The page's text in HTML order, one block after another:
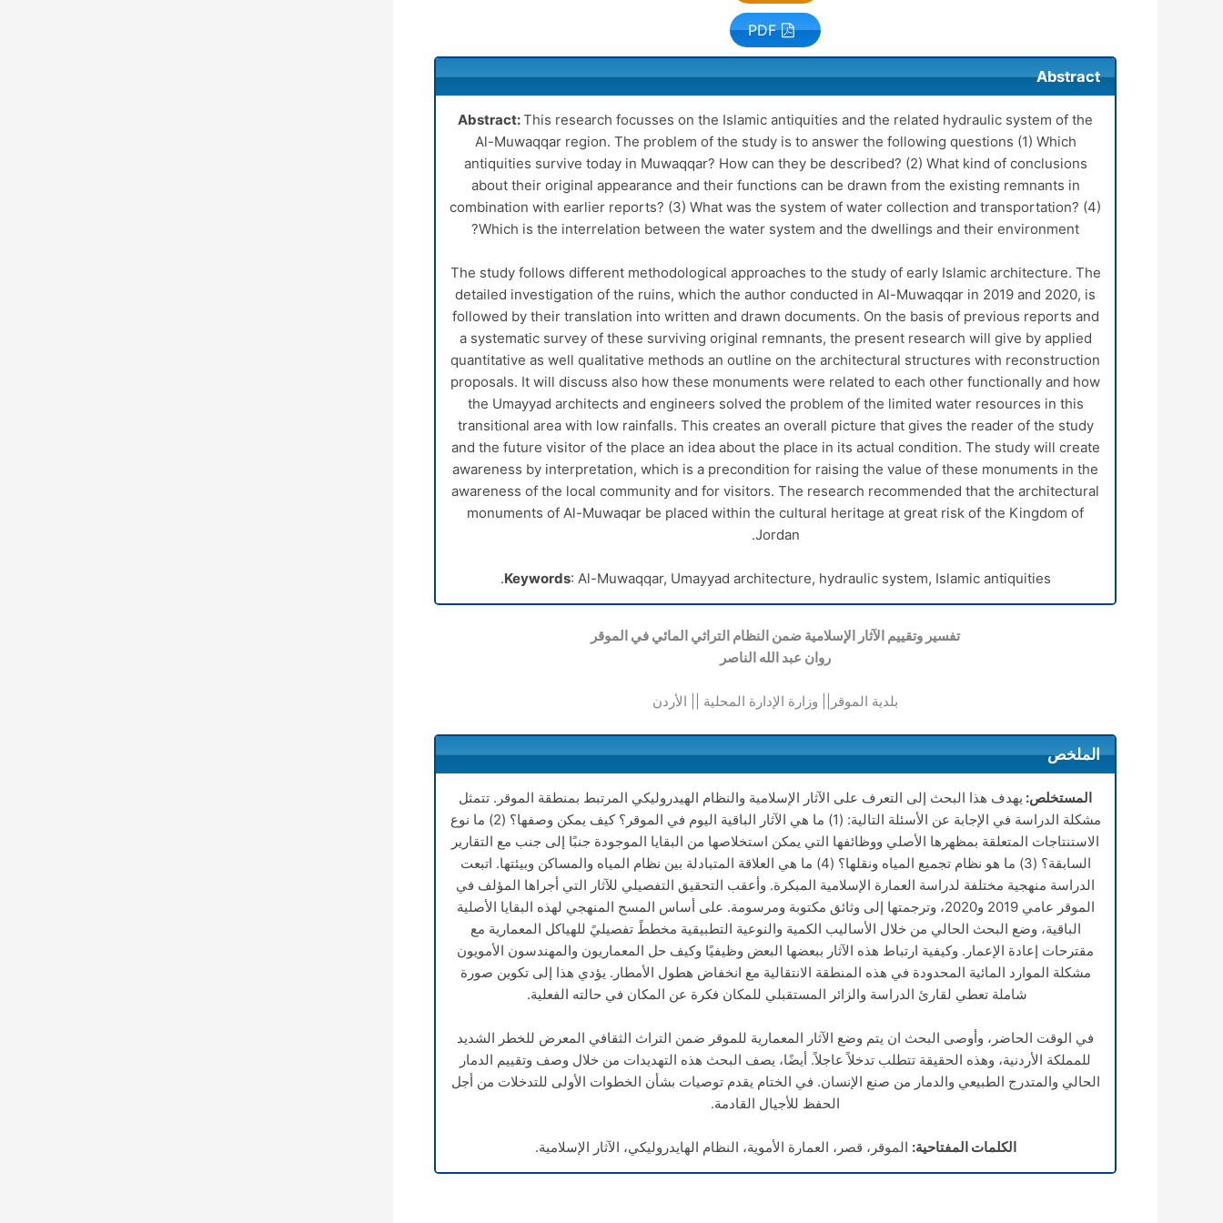
PDF
Abstract
Abstract:This research focusses on the Islamic antiquities and the related hydraulic system of the
Al-Muwaqqar region. The problem of the study is to answer the following questions (1) Which
antiquities survive today in Muwaqqar? How can they be described? (2) What kind of conclusions
about their original appearance and their functions can be drawn from the existing remnants in
combination with earlier reports? (3) What was the system of water collection and transportation? (4)
Which is the interrelation between the water system and the dwellings and their environment?
The study follows different methodological approaches to the study of early Islamic architecture. The
detailed investigation of the ruins, which the author conducted in Al-Muwaqqar in 2019 and 2020, is
followed by their translation into written and drawn documents. On the basis of previous reports and
a systematic survey of these surviving original remnants, the present research will give by applied
quantitative as well qualitative methods an outline on the architectural structures with reconstruction
proposals. It will discuss also how these monuments were related to each other functionally and how
the Umayyad architects and engineers solved the problem of the limited water resources in this
transitional area with low rainfalls. This creates an overall picture that gives the reader of the study
and the future visitor of the place an idea about the place in its actual condition. The study will create
awareness by interpretation, which is a precondition for raising the value of these monuments in the
awareness of the local community and for visitors. The research recommended that the architectural
monuments of Al-Muwaqar be placed within the cultural heritage at great risk of the Kingdom of
Jordan.
Keywords: Al-Muwaqqar, Umayyad architecture, hydraulic system, Islamic antiquities.
تفسير وتقييم الآثار الإسلامية ضمن النظام التراثي المائي في الموقر
روان عبد الله الناصر
بلدية الموقر|| وزارة الإدارة المحلية || الأردن
الملخص
المستخلص: يهدف هذا البحث إلى التعرف على الآثار الإسلامية والنظام الهيدروليكي المرتبط بمنطقة الموقر. تتمثل
مشكلة الدراسة في الإجابة عن الأسئلة التالية: (1) ما هي الآثار الباقية اليوم في الموقر؟ كيف يمكن وصفها؟ (2) ما نوع
الاستنتاجات المتعلقة بمظهرها الأصلي ووظائفها التي يمكن استخلاصها من البقايا الموجودة جنبًا إلى جنب مع التقارير
السابقة؟ (3) ما هو نظام تجميع المياه ونقلها؟ (4) ما هي العلاقة المتبادلة بين نظام المياه والمساكن وبيئتها. اتبعت
الدراسة منهجية مختلفة لدراسة العمارة الإسلامية المبكرة. وأعقب التحقيق التفصيلي للآثار التي أجراها المؤلف في
الموقر عامي 2019 و2020، وترجمتها إلى وثائق مكتوبة ومرسومة. على أساس المسح المنهجي لهذه البقايا الأصلية
الباقية، وضع البحث الحالي من خلال الأساليب الكمية والنوعية التطبيقية مخططً تفصيليً للهياكل المعمارية مع
مقترحات إعادة الإعمار. وكيفية ارتباط هذه الآثار ببعضها البعض وظيفيًا وكيف حل المعماريون والمهندسون الأمويون
مشكلة الموارد المائية المحدودة في هذه المنطقة الانتقالية مع انخفاض هطول الأمطار. يؤدي هذا إلى تكوين صورة
شاملة تعطي لقارئ الدراسة والزائر المستقبلي للمكان فكرة عن المكان في حالته الفعلية.
في الوقت الحاضر، وأوصى البحث ان يتم وضع الآثار المعمارية للموقر ضمن التراث الثقافي المعرض للخطر الشديد
للمملكة الأردنية، وهذه الحقيقة تتطلب تدخلاً عاجلاً. أيضًا، يصف البحث هذه التهديدات من خلال وصف وتقييم الدمار
الحالي والمتدرج الطبيعي والدمار من صنع الإنسان. في الختام يقدم توصيات بشأن الخطوات الأولى للتدخلات من أجل
الحفظ للأجيال القادمة.
الكلمات المفتاحية: الموقر، قصر، العمارة الأموية، النظام الهايدروليكي، الآثار الإسلامية.